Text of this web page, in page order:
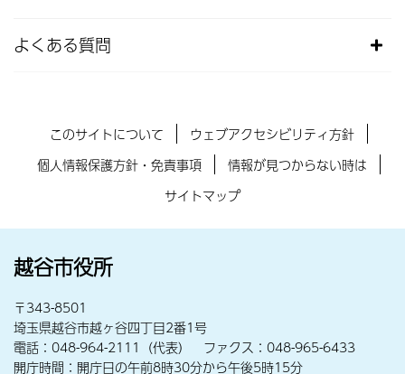
よくある質問
このサイトについて
ウェブアクセシビリティ方針
個人情報保護方針・免責事項
情報が見つからない時は
サイトマップ
越谷市役所
〒343-8501
埼玉県越谷市越ヶ谷四丁目2番1号
電話：048-964-2111（代表） ファクス：048-965-6433
開庁時間：開庁日の午前8時30分から午後5時15分